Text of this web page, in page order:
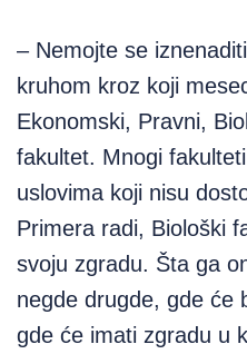
– Nemojte se
kruhom kroz koji
Ekonomski, Pravni,
fakultet. Mnogi
uslovima koji nisu
Primera radi, Biološki
svoju zgradu. Šta ga
negde drugde, gde će
gde će imati zgradu u